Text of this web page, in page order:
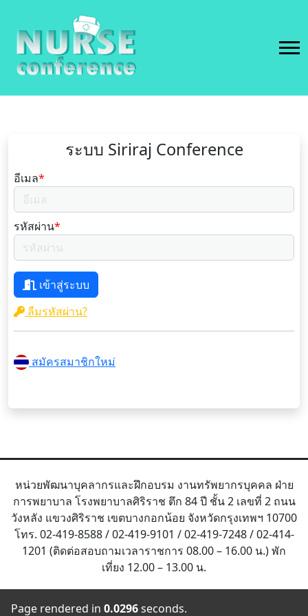
ระบบ Siriraj Conference
อีเมล*
รหัสผ่าน*
เข้าสู่ระบบ
ลืมรหัสผ่าน?
สมัครสมาชิกใหม่
หน่วยพัฒนาบุคลากรและฝึกอบรม งานทรัพยากรบุคคล ฝ่าย
การพยาบาล โรงพยาบาลศิริราช ตึก 84 ปี ชั้น 2 เลขที่ 2 ถนน
วังหลัง แขวงศิริราช เขตบางกอกน้อย จังหวัดกรุงเทพฯ 10700
โทร. 02-419-8588 / 02-419-9101 / 02-419-7248 / 02-414-
1201 (ติดต่อสอบถามเวลาราชการ 08.00 – 16.00 น.) พัก
เที่ยง 12.00 – 13.00 น.
Page rendered in 0.0296seconds.